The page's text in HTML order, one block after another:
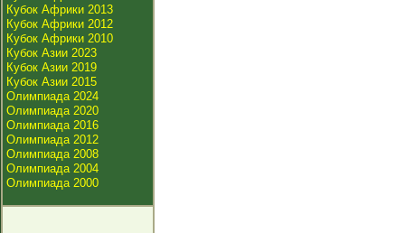
Кубок Африки 2013
Кубок Африки 2012
Кубок Африки 2010
Кубок Азии 2023
Кубок Азии 2019
Кубок Азии 2015
Олимпиада 2024
Олимпиада 2020
Олимпиада 2016
Олимпиада 2012
Олимпиада 2008
Олимпиада 2004
Олимпиада 2000